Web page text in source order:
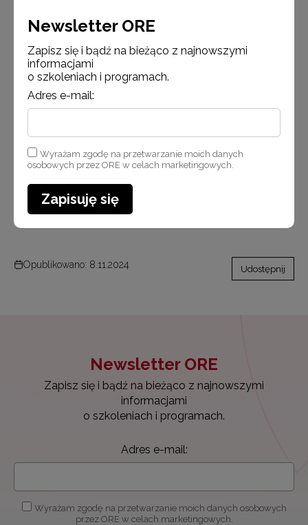
Wspólne wykonywanie ćwiczenia zaproponowanego przez prowadzącą
Opublikowano: 8.11.2024 Udostępnij
Newsletter ORE
Zapisz się i bądź na bieżąco z najnowszymi
informacjami
o szkoleniach i programach.
Adres e-mail:
Wyrażam zgodę na przetwarzanie moich danych osobowych
przez ORE w celach marketingowych.
Newsletter ORE
Zapisz się i bądź na bieżąco z najnowszymi
informacjami
o szkoleniach i programach.
Adres e-mail:
Wyrażam zgodę na przetwarzanie moich danych
osobowych przez ORE w celach marketingowych.
Zapisuję się